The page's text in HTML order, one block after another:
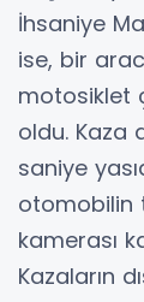
İhsaniye
ise, bir
motosiklet
oldu. Kaza
saniye
otomobilin
kamerası
Kazaların